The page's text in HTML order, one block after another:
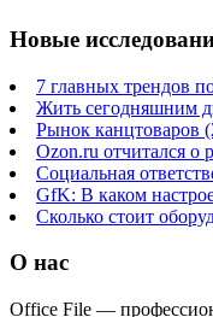
Новые
7 главных трендов
Жить сегодняшним
Рынок канцтоваров
Ozon.ru отчитался о
Социальная
GfK: В каком
Сколько стоит
О нас
Office File —